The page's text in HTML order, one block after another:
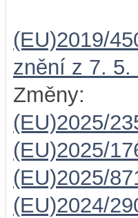
(EU)2019/
znění z 7. 5.
Změny:
(EU)2025/
(EU)2025/
(EU)2025/
(EU)2024/